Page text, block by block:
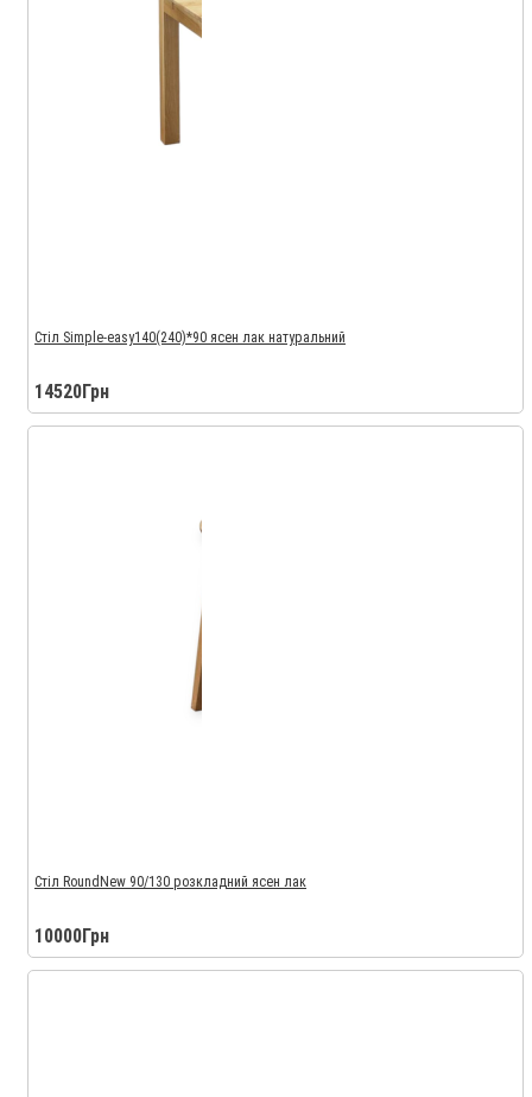
Стіл Simple-easy140(240)*90 ясен лак натуральний
14520Грн
Стіл RoundNew 90/130 розкладний ясен лак
10000Грн